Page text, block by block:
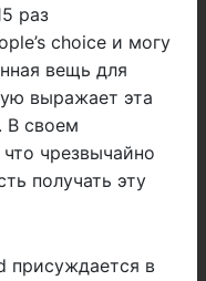
раз
choice и могу
вещь для
выражает эта
В своем
чрезвычайно
получать эту
присуждается в